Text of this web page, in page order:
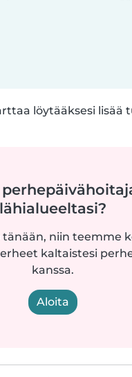
löytääksesi lisää
lähialueeltasi?
tänään, niin teemme
kaltaistesi
kanssa.
Aloita